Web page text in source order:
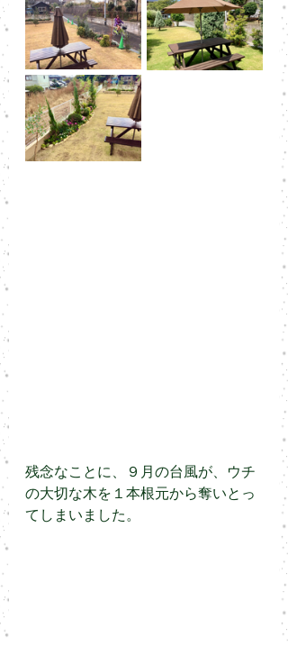
残念なことに、９月の台風が、ウチ
の大切な木を１本根元から奪いとっ
てしまいました。